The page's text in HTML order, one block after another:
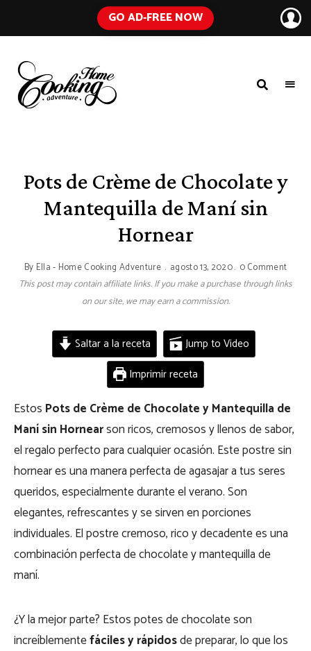
GO AD-FREE NOW
Everyday
Ingredients
Pots de Crème de Chocolate y
Mantequilla de Maní sin
Hornear
By Ella - Home Cooking Adventure agosto 13, 2020 0 Comment
This post may contain affiliate links. If you make a purchase through links
on our site, we may earn a commission.
Saltar a la receta
Jump to Video
Imprimir receta
Estos Pots de Crème de Chocolate y Mantequilla de
Maní sin Hornearson ricos, cremosos y llenos de sabor,
el regalo perfecto para cualquier ocasión. Este postre sin
hornear es una manera perfecta de agasajar a tus seres
queridos, especialmente durante el verano. Son
elegantes, refrescantes y se sirven en porciones
individuales. El postre cremoso, rico y decadente es una
combinación perfecta de chocolate y mantequilla de
maní.
¿Y la mejor parte? Estos potes de chocolate son
increíblementefáciles y rápidosde preparar, lo que los